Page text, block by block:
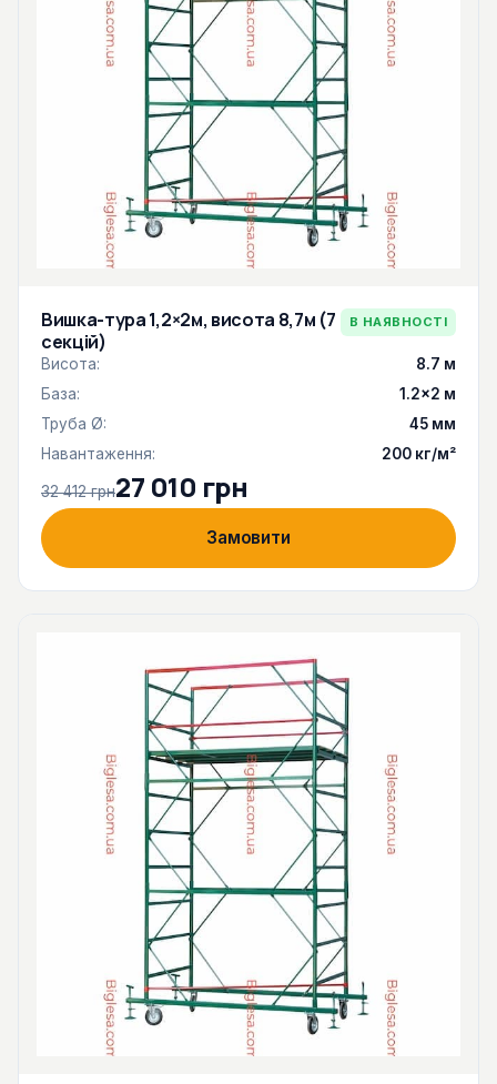
Вишка-тура 1,2×2м, висота 8,7м (7
секцій)
В НАЯВНОСТІ
Висота:
8.7 м
База:
1.2×2 м
Труба Ø:
45 мм
Навантаження:
200 кг/м²
32 412 грн27 010 грн
Замовити